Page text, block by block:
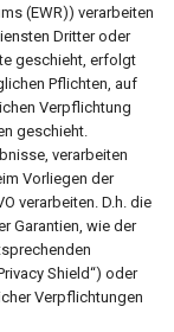
(EWR)) verarbeiten
Dritter oder
geschieht, erfolgt
Pflichten, auf
Verpflichtung
geschieht.
verarbeiten
Vorliegen der
verarbeiten. D.h. die
Garantien, wie der
Shield“) oder
Verpflichtungen